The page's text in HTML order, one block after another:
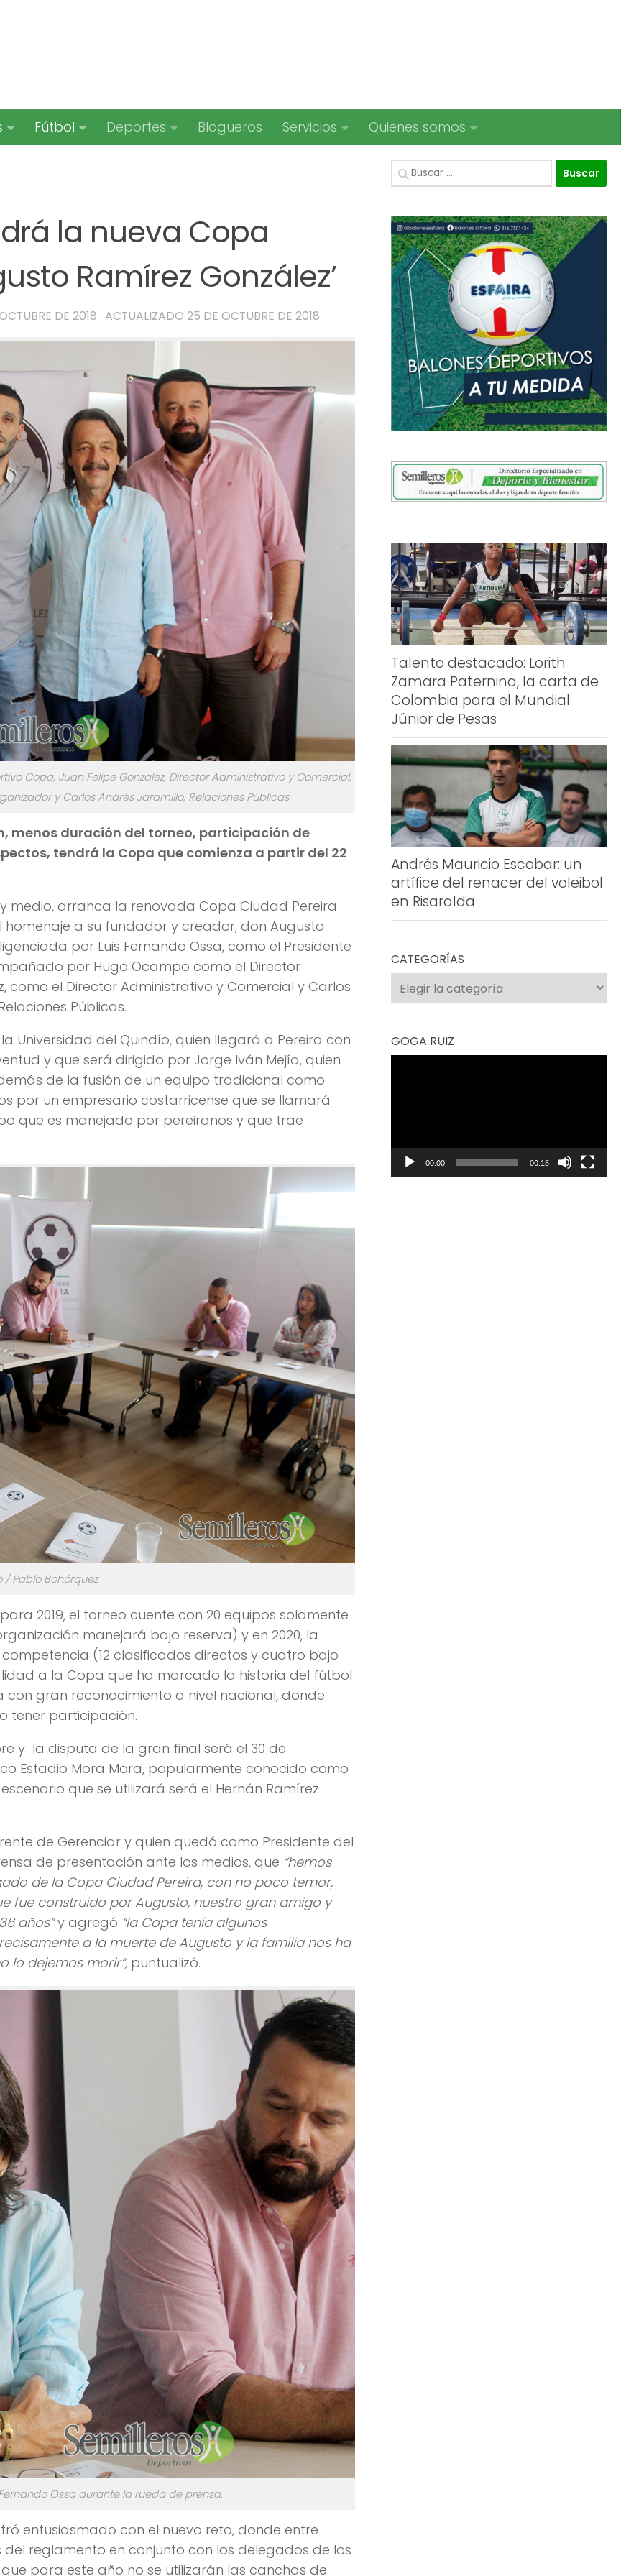
Fútbol Deportes Blogueros Servicios Quienes somos
la nueva Copa
Ramírez González’
DE 2018 · ACTUALIZADO 25 DE OCTUBRE DE 2018
Copa, Juan Felipe Gonzalez, Director Administrativo y Comercial,
y Carlos Andrés Jaramillo, Relaciones Públicas.
menos duración del torneo, participación de
tendrá la Copa que comienza a partir del 22
medio, arranca la renovada Copa Ciudad Pereira
a su fundador y creador, don Augusto
por Luis Fernando Ossa, como el Presidente
por Hugo Ocampo como el Director
como el Director Administrativo y Comercial y Carlos
Públicas.
Universidad del Quindío, quien llegará a Pereira con
y que será dirigido por Jorge Iván Mejía, quien
de la fusión de un equipo tradicional como
por un empresario costarricense que se llamará
que es manejado por pereiranos y que trae
/ Pablo Bohórquez
2019, el torneo cuente con 20 equipos solamente
manejará bajo reserva) y en 2020, la
(12 clasificados directos y cuatro bajo
a la Copa que ha marcado la historia del fútbol
gran reconocimiento a nivel nacional, donde
tener participación.
y la disputa de la gran final será el 30 de
Estadio Mora Mora, popularmente conocido como
que se utilizará será el Hernán Ramírez
de Gerenciar y quien quedó como Presidente del
de presentación ante los medios, que “hemos
de la Copa Ciudad Pereira, con no poco temor,
fue construido por Augusto, nuestro gran amigo y
años”y agregó “la Copa tenía algunos
a la muerte de Augusto y la familia nos ha
lo dejemos morir”, puntualizó.
Ossa durante la rueda de prensa.
entusiasmado con el nuevo reto, donde entre
reglamento en conjunto con los delegados de los
para este año no se utilizarán las canchas de
Buscar:
Talento destacado: Lorith
Zamara Paternina, la carta de
Colombia para el Mundial
Júnior de Pesas
Andrés Mauricio Escobar: un
artífice del renacer del voleibol
en Risaralda
CATEGORÍAS
Categorías
GOGA RUIZ
00:00 00:15